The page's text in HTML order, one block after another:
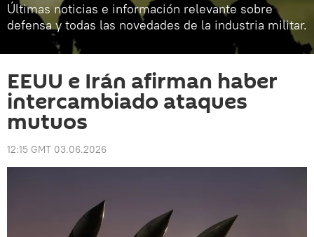
Últimas noticias e información relevante sobre
defensa y todas las novedades de la industria militar.
EEUU e Irán afirman haber
intercambiado ataques
mutuos
12:15 GMT 03.06.2026